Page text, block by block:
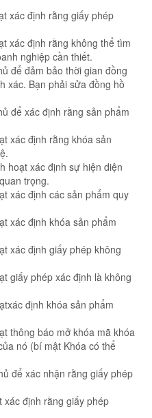
xác định rằng giấy phép
xác định rằng không thể tìm
nghiệp cần thiết.
để đảm bảo thời gian đồng
xác. Bạn phải sửa đồng hồ
để xác định rằng sản phẩm
xác định rằng khóa sản
hoạt xác định sự hiện diện
trọng.
xác định các sản phẩm quy
xác định khóa sản phẩm
xác định giấy phép không
giấy phép xác định là không
định khóa sản phẩm
thông báo mở khóa mã khóa
nó (bí mật Khóa có thể
để xác nhận rằng giấy phép
xác định rằng giấy phép